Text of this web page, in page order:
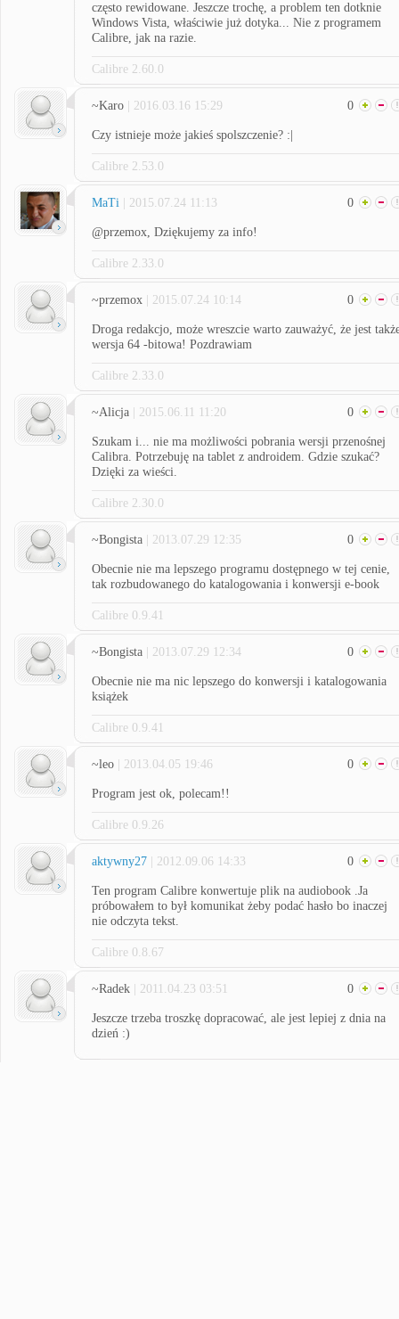
często rewidowane. Jeszcze trochę, a problem ten dotknie
Windows Vista, właściwie już dotyka... Nie z programem
Calibre, jak na razie.
Calibre 2.60.0
~Karo | 2016.03.16 15:29 0
Czy istnieje może jakieś spolszczenie? :|
Calibre 2.53.0
MaTi | 2015.07.24 11:13 0
@przemox, Dziękujemy za info!
Calibre 2.33.0
~przemox | 2015.07.24 10:14 0
Droga redakcjo, może wreszcie warto zauważyć, że jest
wersja 64 -bitowa! Pozdrawiam
Calibre 2.33.0
~Alicja | 2015.06.11 11:20 0
Szukam i... nie ma możliwości pobrania wersji przenośnej
Calibra. Potrzebuję na tablet z androidem. Gdzie szukać?
Dzięki za wieści.
Calibre 2.30.0
~Bongista | 2013.07.29 12:35 0
Obecnie nie ma lepszego programu dostępnego w tej cenie,
tak rozbudowanego do katalogowania i konwersji e-book
Calibre 0.9.41
~Bongista | 2013.07.29 12:34 0
Obecnie nie ma nic lepszego do konwersji i katalogowania
książek
Calibre 0.9.41
~leo | 2013.04.05 19:46 0
Program jest ok, polecam!!
Calibre 0.9.26
aktywny27 | 2012.09.06 14:33 0
Ten program Calibre konwertuje plik na audiobook .Ja
próbowałem to był komunikat żeby podać hasło bo inaczej
nie odczyta tekst.
Calibre 0.8.67
~Radek | 2011.04.23 03:51 0
Jeszcze trzeba troszkę dopracować, ale jest lepiej z dnia na
dzień :)